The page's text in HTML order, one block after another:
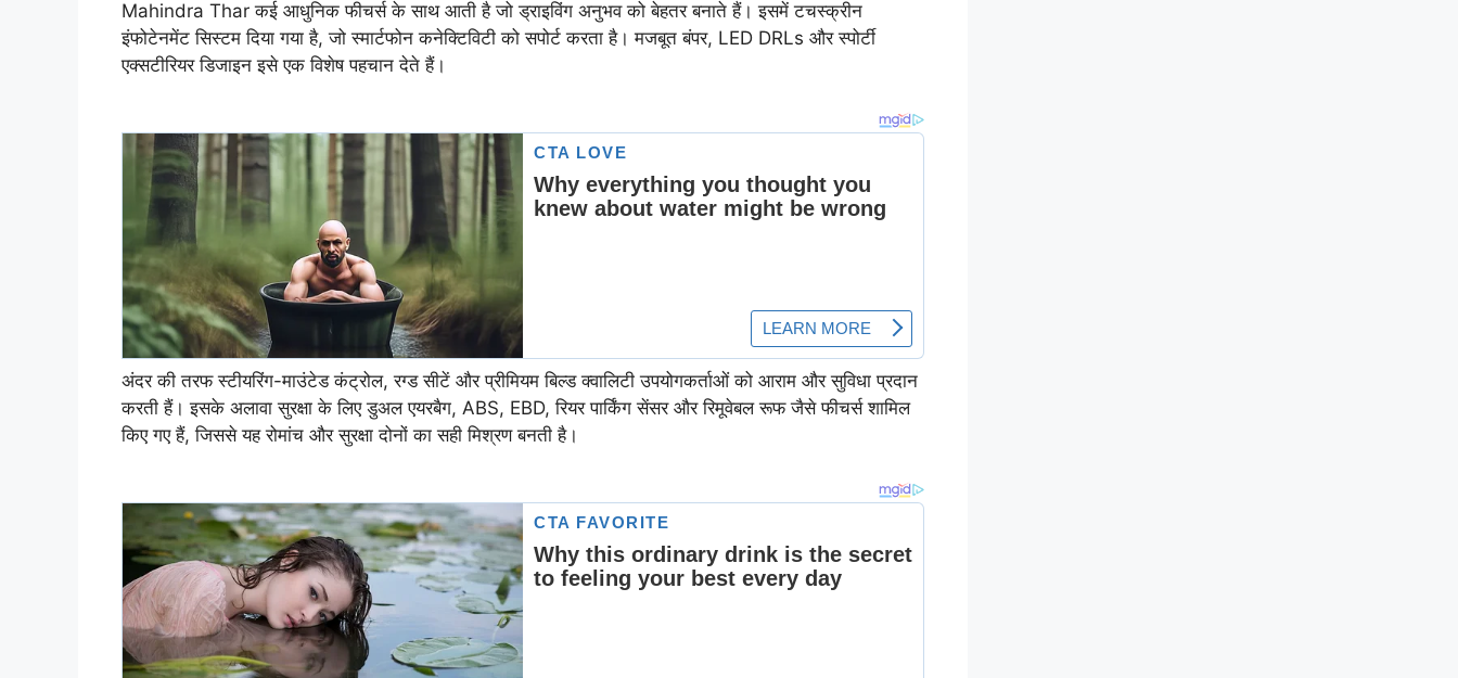
Mahindra Thar कई आधुनिक फीचर्स के साथ आती है जो ड्राइविंग अनुभव को बेहतर बनाते हैं। इसमें टचस्क्रीन
इंफोटेनमेंट सिस्टम दिया गया है, जो स्मार्टफोन कनेक्टिविटी को सपोर्ट करता है। मजबूत बंपर, LED DRLs और स्पोर्टी
एक्सटीरियर डिजाइन इसे एक विशेष पहचान देते हैं।
अंदर की तरफ स्टीयरिंग-माउंटेड कंट्रोल, रग्ड सीटें और प्रीमियम बिल्ड क्वालिटी उपयोगकर्ताओं को आराम और सुविधा प्रदान
करती हैं। इसके अलावा सुरक्षा के लिए डुअल एयरबैग, ABS, EBD, रियर पार्किंग सेंसर और रिमूवेबल रूफ जैसे फीचर्स शामिल
किए गए हैं, जिससे यह रोमांच और सुरक्षा दोनों का सही मिश्रण बनती है।